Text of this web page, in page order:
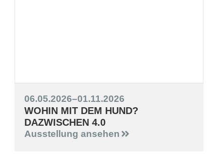
06.05.2026–01.11.2026
WOHIN MIT DEM HUND?
DAZWISCHEN 4.0
Ausstellung ansehen